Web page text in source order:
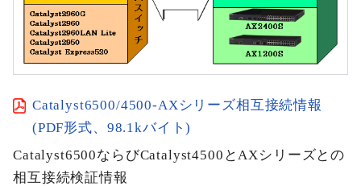
Catalyst6500/4500-AXシリーズ相互接続情報
(PDF形式、98.1kバイト)
Catalyst6500ならびCatalyst4500とAXシリーズとの
相互接続検証情報